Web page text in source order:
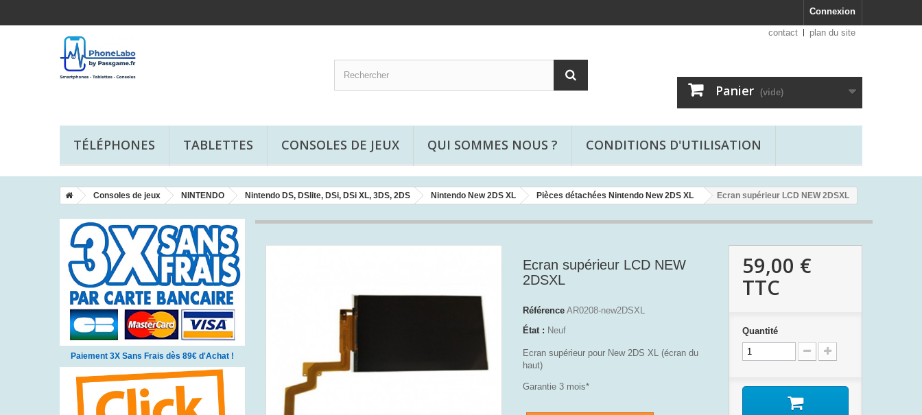
Connexion
contact plan du site
Panier (vide)
TÉLÉPHONES TABLETTES CONSOLES DE JEUX QUI SOMMES NOUS ? CONDITIONS D'UTILISATION
Consoles de jeux NINTENDO Nintendo DS, DSlite, DSi, DSi XL, 3DS, 2DS Nintendo New 2DS XL Pièces détachées Nintendo New 2DS XL Ecran supérieur LCD NEW 2DSXL
Paiement 3X Sans Frais dès 89€ d'Achat !
Ecran supérieur LCD NEW
2DSXL
Référence AR0208-new2DSXL
État : Neuf
Ecran supérieur pour New 2DS XL (écran du
haut)
Garantie 3 mois*
59,00 €
TTC
Quantité